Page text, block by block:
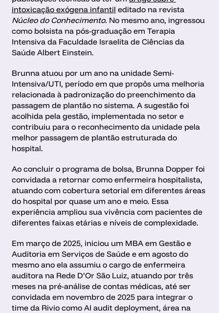
intoxicação exógena infantil
Núcleo do Conhecimento. No mesmo ano, ingressou
como bolsista na pós-graduação em Terapia
Intensiva da Faculdade Israelita de Ciências da
Saúde Albert Einstein.
Brunna atuou por um ano na unidade Semi-
Intensiva/UTI, período em que propôs uma melhoria
relacionada à padronização do preenchimento da
passagem de plantão no sistema. A sugestão foi
acolhida pela gestão, implementada no setor e
contribuiu para o reconhecimento da unidade pela
melhor passagem de plantão estruturada do
hospital.
Ao concluir o programa de bolsa, Brunna Dopper foi
convidada a retornar como enfermeira hospitalista,
atuando com cobertura setorial em diferentes áreas
do hospital por quase um ano e meio. Essa
experiência ampliou sua vivência com pacientes de
diferentes faixas etárias e níveis de complexidade.
Em março de 2025, iniciou um MBA em Gestão e
Auditoria em Serviços de Saúde e em agosto do
mesmo ano ela assumiu o cargo de enfermeira
auditora na Rede D’Or São Luiz, atuando por três
meses na pré-análise de contas médicas, até ser
convidada em novembro de 2025 para integrar o
time da Rivio como AI audit deployment, área na